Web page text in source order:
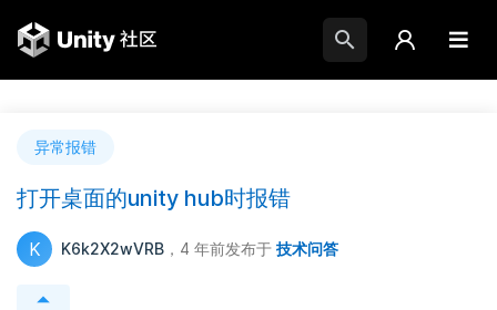
异常报错
打开桌面的unity hub时报错
K K6k2X2wVRB ，4 年前发布于 技术问答